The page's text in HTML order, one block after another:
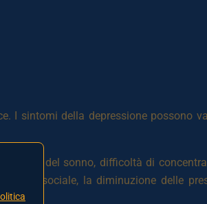
I sintomi della depressione possono
del sonno, difficoltà di
sociale, la diminuzione delle